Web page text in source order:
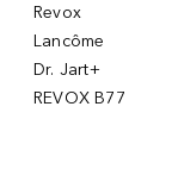
Revox
Lancôme
Dr. Jart+
REVOX B77